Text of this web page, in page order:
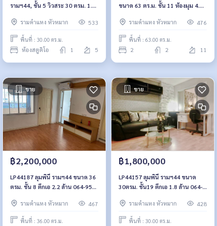
รามฯ44, ชั้น 5 วิวสระ 30 ตรม. 1.8
รามคำแหง หัวหมาก
533
พื้นที่ : 30.00 ตร.ม.
ห้องสตูดิโอ 1 5
ขนาด 63 ตร.ม. ชั้น 11 ห้องมุม 4.1
รามคำแหง หัวหมาก
476
พื้นที่ : 63.00 ตร.ม.
2 2 11
ขาย
฿2,200,000
LP44187 ลุมพินี รามฯ44 ขนาด 36
ตรม. ชั้น 8 ตึกเอ 2.2 ล้าน 064-959-
รามคำแหง หัวหมาก
467
พื้นที่ : 36.00 ตร.ม.
ขาย
฿1,800,000
LP44157 ลุมพินี รามฯ44 ขนาด
30ตรม. ชั้น19 ตึกเอ 1.8 ล้าน 064-
รามคำแหง หัวหมาก
428
พื้นที่ : 30.00 ตร.ม.